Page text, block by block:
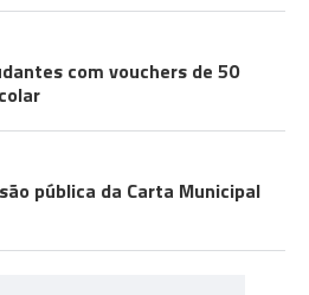
com vouchers de 50
pública da Carta Municipal